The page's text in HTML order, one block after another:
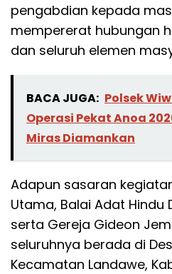
pengabdian kepada
mempererat hubungan
dan seluruh elemen
BACA JUGA: Polsek
Operasi Pekat Anoa
Miras Diamankan
Adapun sasaran
Utama, Balai Adat Hindu
serta Gereja Gideon
seluruhnya berada di
Kecamatan Landawe,